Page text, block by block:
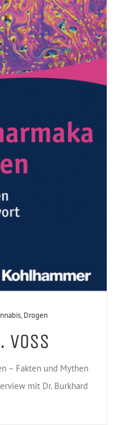
, Drogen
VOSS
– Fakten und Mythen
mit Dr. Burkhard